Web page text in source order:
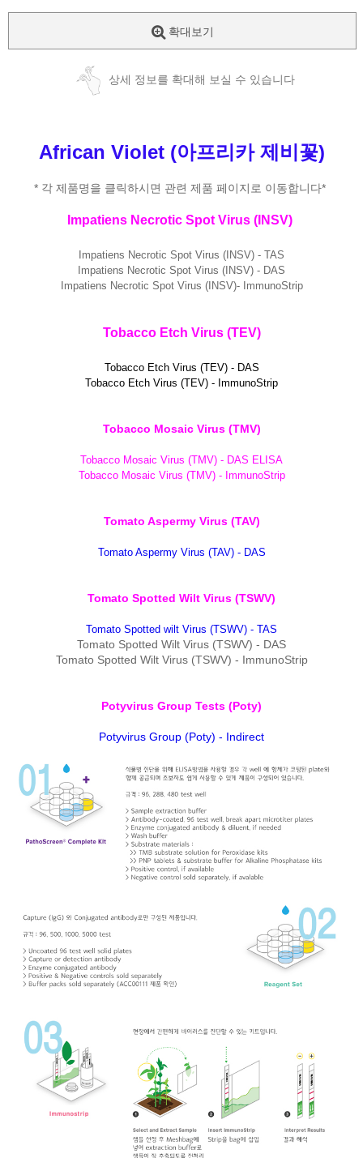
확대보기
상세 정보를 확대해 보실 수 있습니다
African Violet (아프리카 제비꽃)
* 각 제품명을 클릭하시면 관련 제품 페이지로 이동합니다*
Impatiens Necrotic Spot Virus (INSV)
Impatiens Necrotic Spot Virus (INSV) - TAS
Impatiens Necrotic Spot Virus (INSV) - DAS
Impatiens Necrotic Spot Virus (INSV)- ImmunoStrip
Tobacco Etch Virus (TEV)
Tobacco Etch Virus (TEV) - DAS
Tobacco Etch Virus (TEV) - ImmunoStrip
Tobacco Mosaic Virus (TMV)
Tobacco Mosaic Virus (TMV) - DAS ELISA
Tobacco Mosaic Virus (TMV) - ImmunoStrip
Tomato Aspermy Virus (TAV)
Tomato Aspermy Virus (TAV) - DAS
Tomato Spotted Wilt Virus (TSWV)
Tomato Spotted wilt Virus (TSWV) - TAS
Tomato Spotted Wilt Virus (TSWV) - DAS
Tomato Spotted Wilt Virus (TSWV) - ImmunoStrip
Potyvirus Group Tests (Poty)
Potyvirus Group (Poty) - Indirect